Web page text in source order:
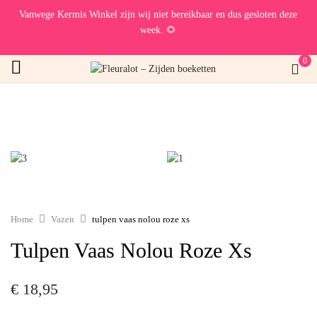
Vanwege Kermis Winkel zijn wij niet bereikbaar en dus gesloten deze
week. 🌻
0
Home Vazen tulpen vaas nolou roze xs
Tulpen Vaas Nolou Roze Xs
€ 18,95